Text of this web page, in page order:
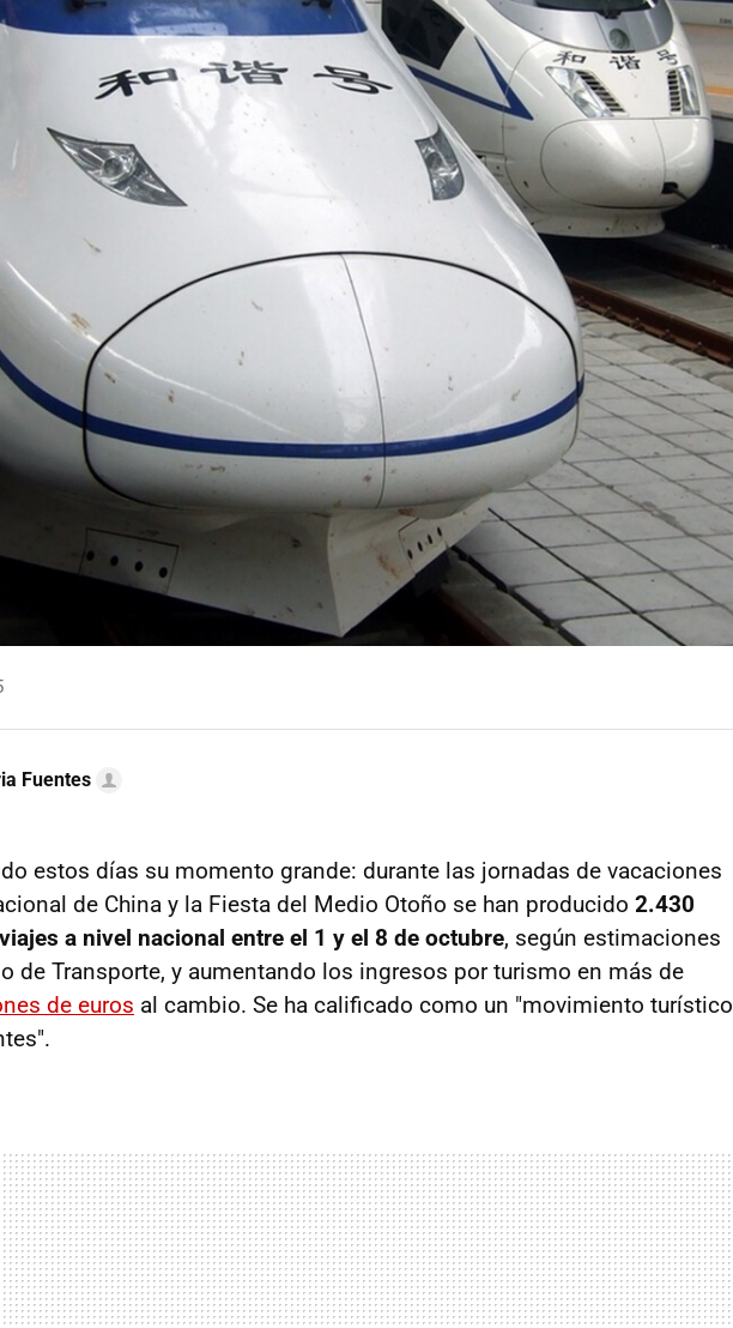
Fuentes
estos días su momento grande: durante las jornadas de vacaciones
de China y la Fiesta del Medio Otoño se han producido 2.430
a nivel nacional entre el 1 y el 8 de octubre, según estimaciones
de Transporte, y aumentando los ingresos por turismo en más de
de euros al cambio. Se ha calificado como un "movimiento turístico